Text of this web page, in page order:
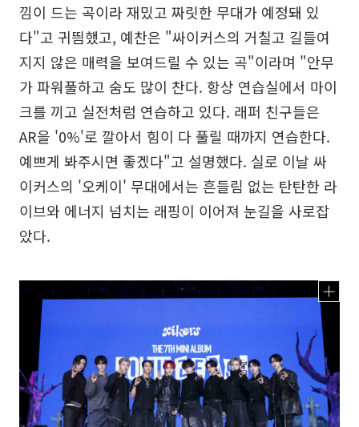
낌이 드는 곡이라 재밌고 짜릿한 무대가 예정돼 있
다"고 귀띔했고, 예찬은 "싸이커스의 거칠고 길들여
지지 않은 매력을 보여드릴 수 있는 곡"이라며 "안무
가 파워풀하고 숨도 많이 찬다. 항상 연습실에서 마이
크를 끼고 실전처럼 연습하고 있다. 래퍼 친구들은
AR을 '0%'로 깔아서 힘이 다 풀릴 때까지 연습한다.
예쁘게 봐주시면 좋겠다"고 설명했다. 실로 이날 싸
이커스의 '오케이' 무대에서는 흔들림 없는 탄탄한 라
이브와 에너지 넘치는 래핑이 이어져 눈길을 사로잡
았다.